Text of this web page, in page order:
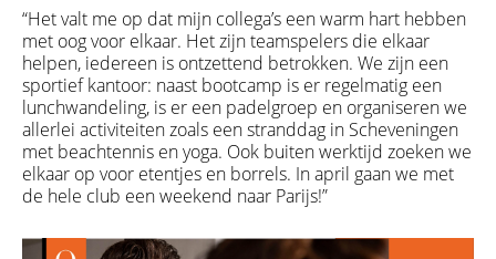
“Het valt me op dat mijn collega’s een warm hart hebben
met oog voor elkaar. Het zijn teamspelers die elkaar
helpen, iedereen is ontzettend betrokken. We zijn een
sportief kantoor: naast bootcamp is er regelmatig een
lunchwandeling, is er een padelgroep en organiseren we
allerlei activiteiten zoals een stranddag in Scheveningen
met beachtennis en yoga. Ook buiten werktijd zoeken we
elkaar op voor etentjes en borrels. In april gaan we met
de hele club een weekend naar Parijs!”